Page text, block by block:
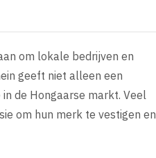
om lokale bedrijven en
geeft niet alleen een
de Hongaarse markt. Veel
om hun merk te vestigen en